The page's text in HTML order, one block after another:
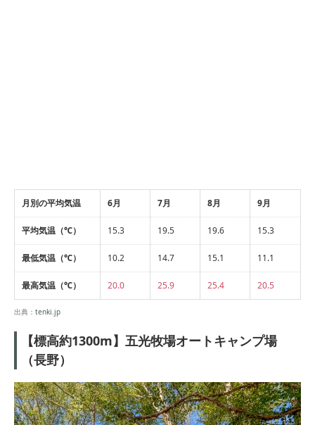
月別の平均気温 6月 7月 8月 9月
平均気温（℃） 15.3 19.5 19.6 15.3
最低気温（℃） 10.2 14.7 15.1 11.1
最高気温（℃） 20.0 25.9 25.4 20.5
出典： tenki.jp
【標高約1300m】五光牧場オートキャンプ場
（長野）